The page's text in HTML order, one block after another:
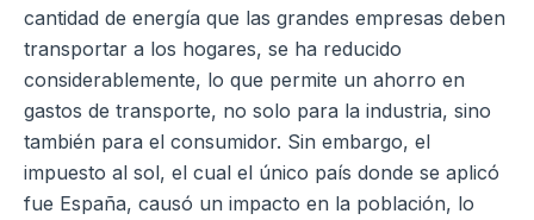
cantidad de energía que las grandes empresas deben
transportar a los hogares, se ha reducido
considerablemente, lo que permite un ahorro en
gastos de transporte, no solo para la industria, sino
también para el consumidor. Sin embargo, el
impuesto al sol, el cual el único país donde se aplicó
fue España, causó un impacto en la población, lo